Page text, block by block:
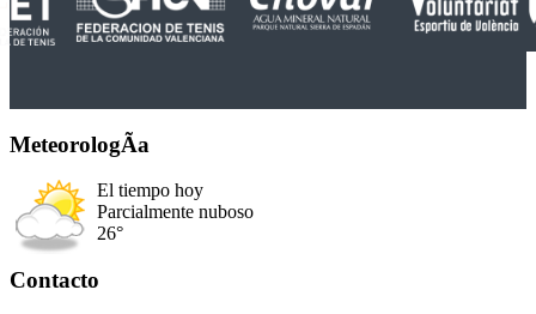
MeteorologÃ­a
El tiempo hoy
Parcialmente nuboso
26°
Contacto